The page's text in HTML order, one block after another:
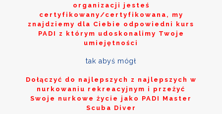
organizacji jesteś
certyfikowany/certyfikowana, my
znajdziemy dla Ciebie odpowiedni kurs
PADI z którym udoskonalimy Twoje
umiejętności
tak abyś mógł
Dołączyć do najlepszych z najlepszych w
nurkowaniu rekreacyjnym i przeżyć
Swoje nurkowe życie jako PADI Master
Scuba Diver